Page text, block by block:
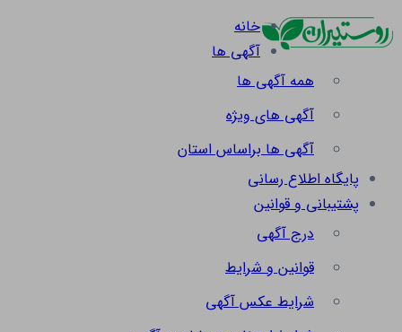
خانه
آگهی ها
همه آگهی ها
آگهی های ویژه
آگهی ها براساس استان
پایگاه اطلاع رسانی
پشتیبانی و قوانین
درج آگهی
قوانین و شرایط
شرایط عکس آگهی